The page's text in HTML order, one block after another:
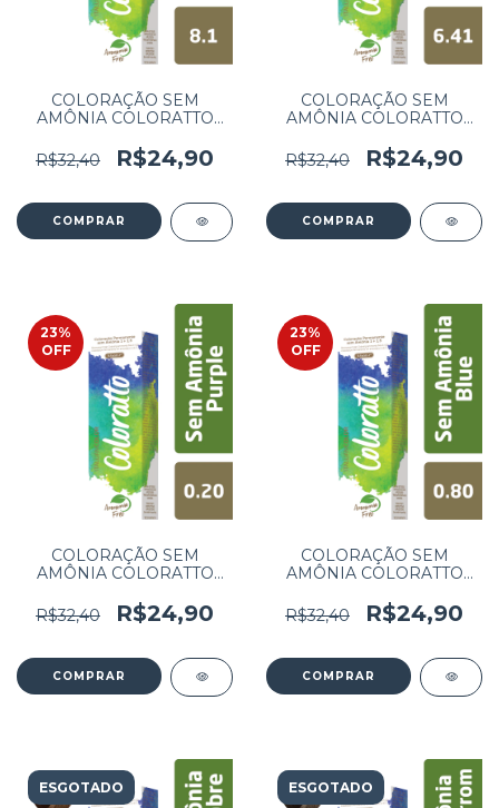
COLORAÇÃO SEM
AMÔNIA COLORATTO
CINZA 8.1
R$32,40 R$24,90
COLORAÇÃO SEM
AMÔNIA COLORATTO
COBRE CINZA 6.41
R$32,40 R$24,90
23%
OFF
COLORAÇÃO SEM
AMÔNIA COLORATTO
R$32,40
R$24,90
23%
OFF
COLORAÇÃO SEM
AMÔNIA COLORATTO
R$32,40
R$24,90
ESGOTADO ESGOTADO